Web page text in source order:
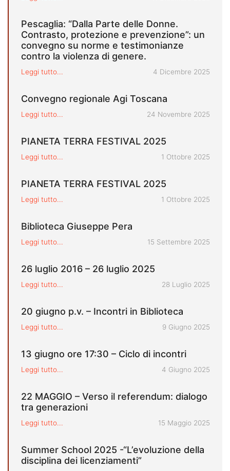
Pescaglia: “Dalla Parte delle Donne.
Contrasto, protezione e prevenzione”: un
convegno su norme e testimonianze
contro la violenza di genere.
Leggi tutto... Pubblicato il
4 Dicembre 2025
Convegno regionale Agi Toscana
Leggi tutto... Pubblicato il
24 Novembre 2025
PIANETA TERRA FESTIVAL 2025
Leggi tutto... Pubblicato il
1 Ottobre 2025
PIANETA TERRA FESTIVAL 2025
Leggi tutto... Pubblicato il
1 Ottobre 2025
Biblioteca Giuseppe Pera
Leggi tutto... Pubblicato il
15 Settembre 2025
26 luglio 2016 – 26 luglio 2025
Leggi tutto... Pubblicato il
28 Luglio 2025
20 giugno p.v. – Incontri in Biblioteca
Leggi tutto... Pubblicato il
9 Giugno 2025
13 giugno ore 17:30 – Ciclo di incontri
Leggi tutto... Pubblicato il
4 Giugno 2025
22 MAGGIO – Verso il referendum: dialogo
tra generazioni
Leggi tutto... Pubblicato il
15 Maggio 2025
Summer School 2025 -“L’evoluzione della
disciplina dei licenziamenti”